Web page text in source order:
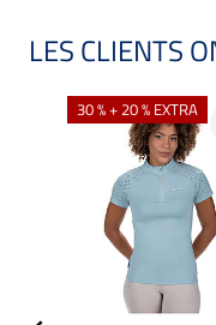
LES CLIENTS
30 % + 20 % EXTRA